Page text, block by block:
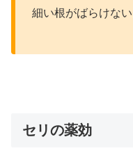
細い根がばらけない
セリの薬効